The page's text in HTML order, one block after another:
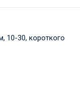
10-30, короткого